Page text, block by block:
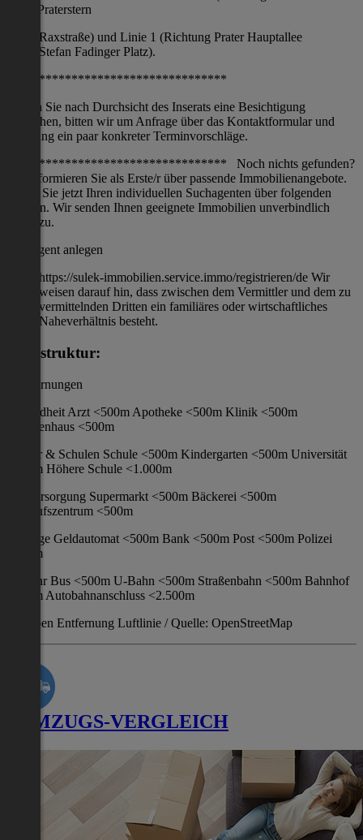
Allee,Praterstern
Raxstraße) und Linie 1 (Richtung Prater Hauptallee
Stefan Fadinger Platz).
**********************************
Sollten Sie nach Durchsicht des Inserats eine Besichtigung
wünschen, bitten wir um Anfrage über das Kontaktformular und
Nennung ein paar konkreter Terminvorschläge.
********************************** Noch nichts gefunden?
Wir informieren Sie als Erste/r über passende Immobilienangebote.
Legen Sie jetzt Ihren individuellen Suchagenten über folgenden
Link an. Wir senden Ihnen geeignete Immobilien unverbindlich
vorab zu.
Suchagent anlegen
https://sulek-immobilien.service.immo/registrieren/de Wir
weisen darauf hin, dass zwischen dem Vermittler und dem zu
vermittelnden Dritten ein familiäres oder wirtschaftliches
Naheverhältnis besteht.
Infrastruktur:
/ Entfernungen
Gesundheit Arzt <500m Apotheke <500m Klinik <500m
Krankenhaus <500m
Kinder & Schulen Schule <500m Kindergarten <500m Universität
<500m Höhere Schule <1.000m
Nahversorgung Supermarkt <500m Bäckerei <500m
Einkaufszentrum <500m
Sonstige Geldautomat <500m Bank <500m Post <500m Polizei
<500m
Verkehr Bus <500m U-Bahn <500m Straßenbahn <500m Bahnhof
<500m Autobahnanschluss <2.500m
Angaben Entfernung Luftlinie / Quelle: OpenStreetMap
UMZUGS-VERGLEICH